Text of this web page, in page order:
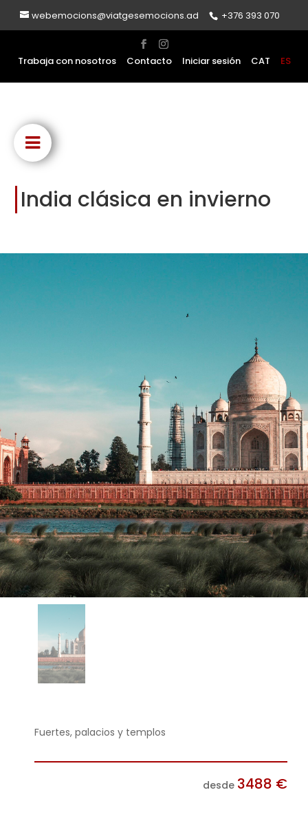
webemocions@viatgesemocions.ad +376 393 070
Trabaja con nosotros Contacto Iniciar sesión CAT ES
India clásica en invierno
Fuertes, palacios y templos
desde 3488 €